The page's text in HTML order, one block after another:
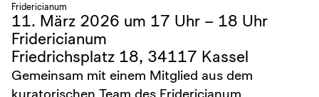
Fridericianum
11. März 2026 um 17 Uhr – 18 Uhr
Fridericianum
Friedrichsplatz 18, 34117 Kassel
Gemeinsam mit einem Mitglied aus dem
kuratorischen Team des Fridericianum